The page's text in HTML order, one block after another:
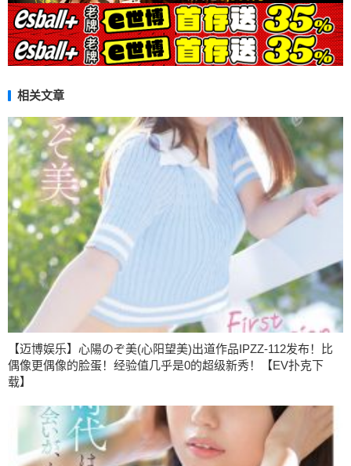
相关文章
【迈博娱乐】心陽のぞ美(心阳望美)出道作品IPZZ-112发布！比
偶像更偶像的脸蛋！经验值几乎是0的超级新秀！【EV扑克下
载】